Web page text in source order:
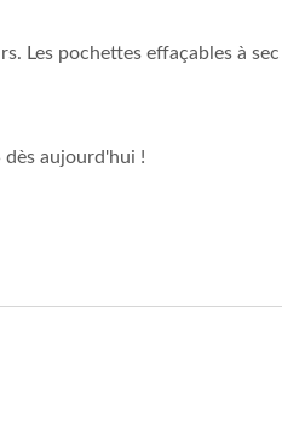
Les pochettes effaçables à sec
aujourd'hui !